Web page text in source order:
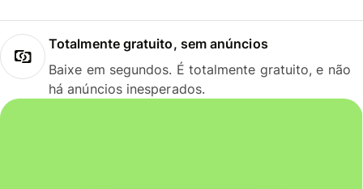
Totalmente gratuito, sem anúncios
Baixe em segundos. É totalmente gratuito, e não
há anúncios inesperados.